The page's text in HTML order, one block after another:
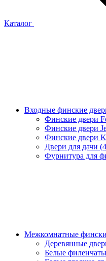
Каталог
Входные финские
Финские двери
Финские двери
Финские двери
Двери для дачи
Фурнитура для
Межкомнатные
Деревянные
Белые